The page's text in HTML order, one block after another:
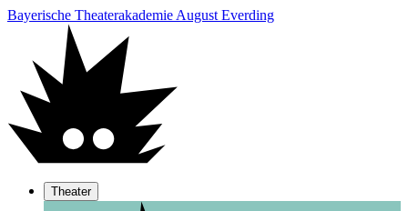
Bayerische Theaterakademie August Everding
Theater